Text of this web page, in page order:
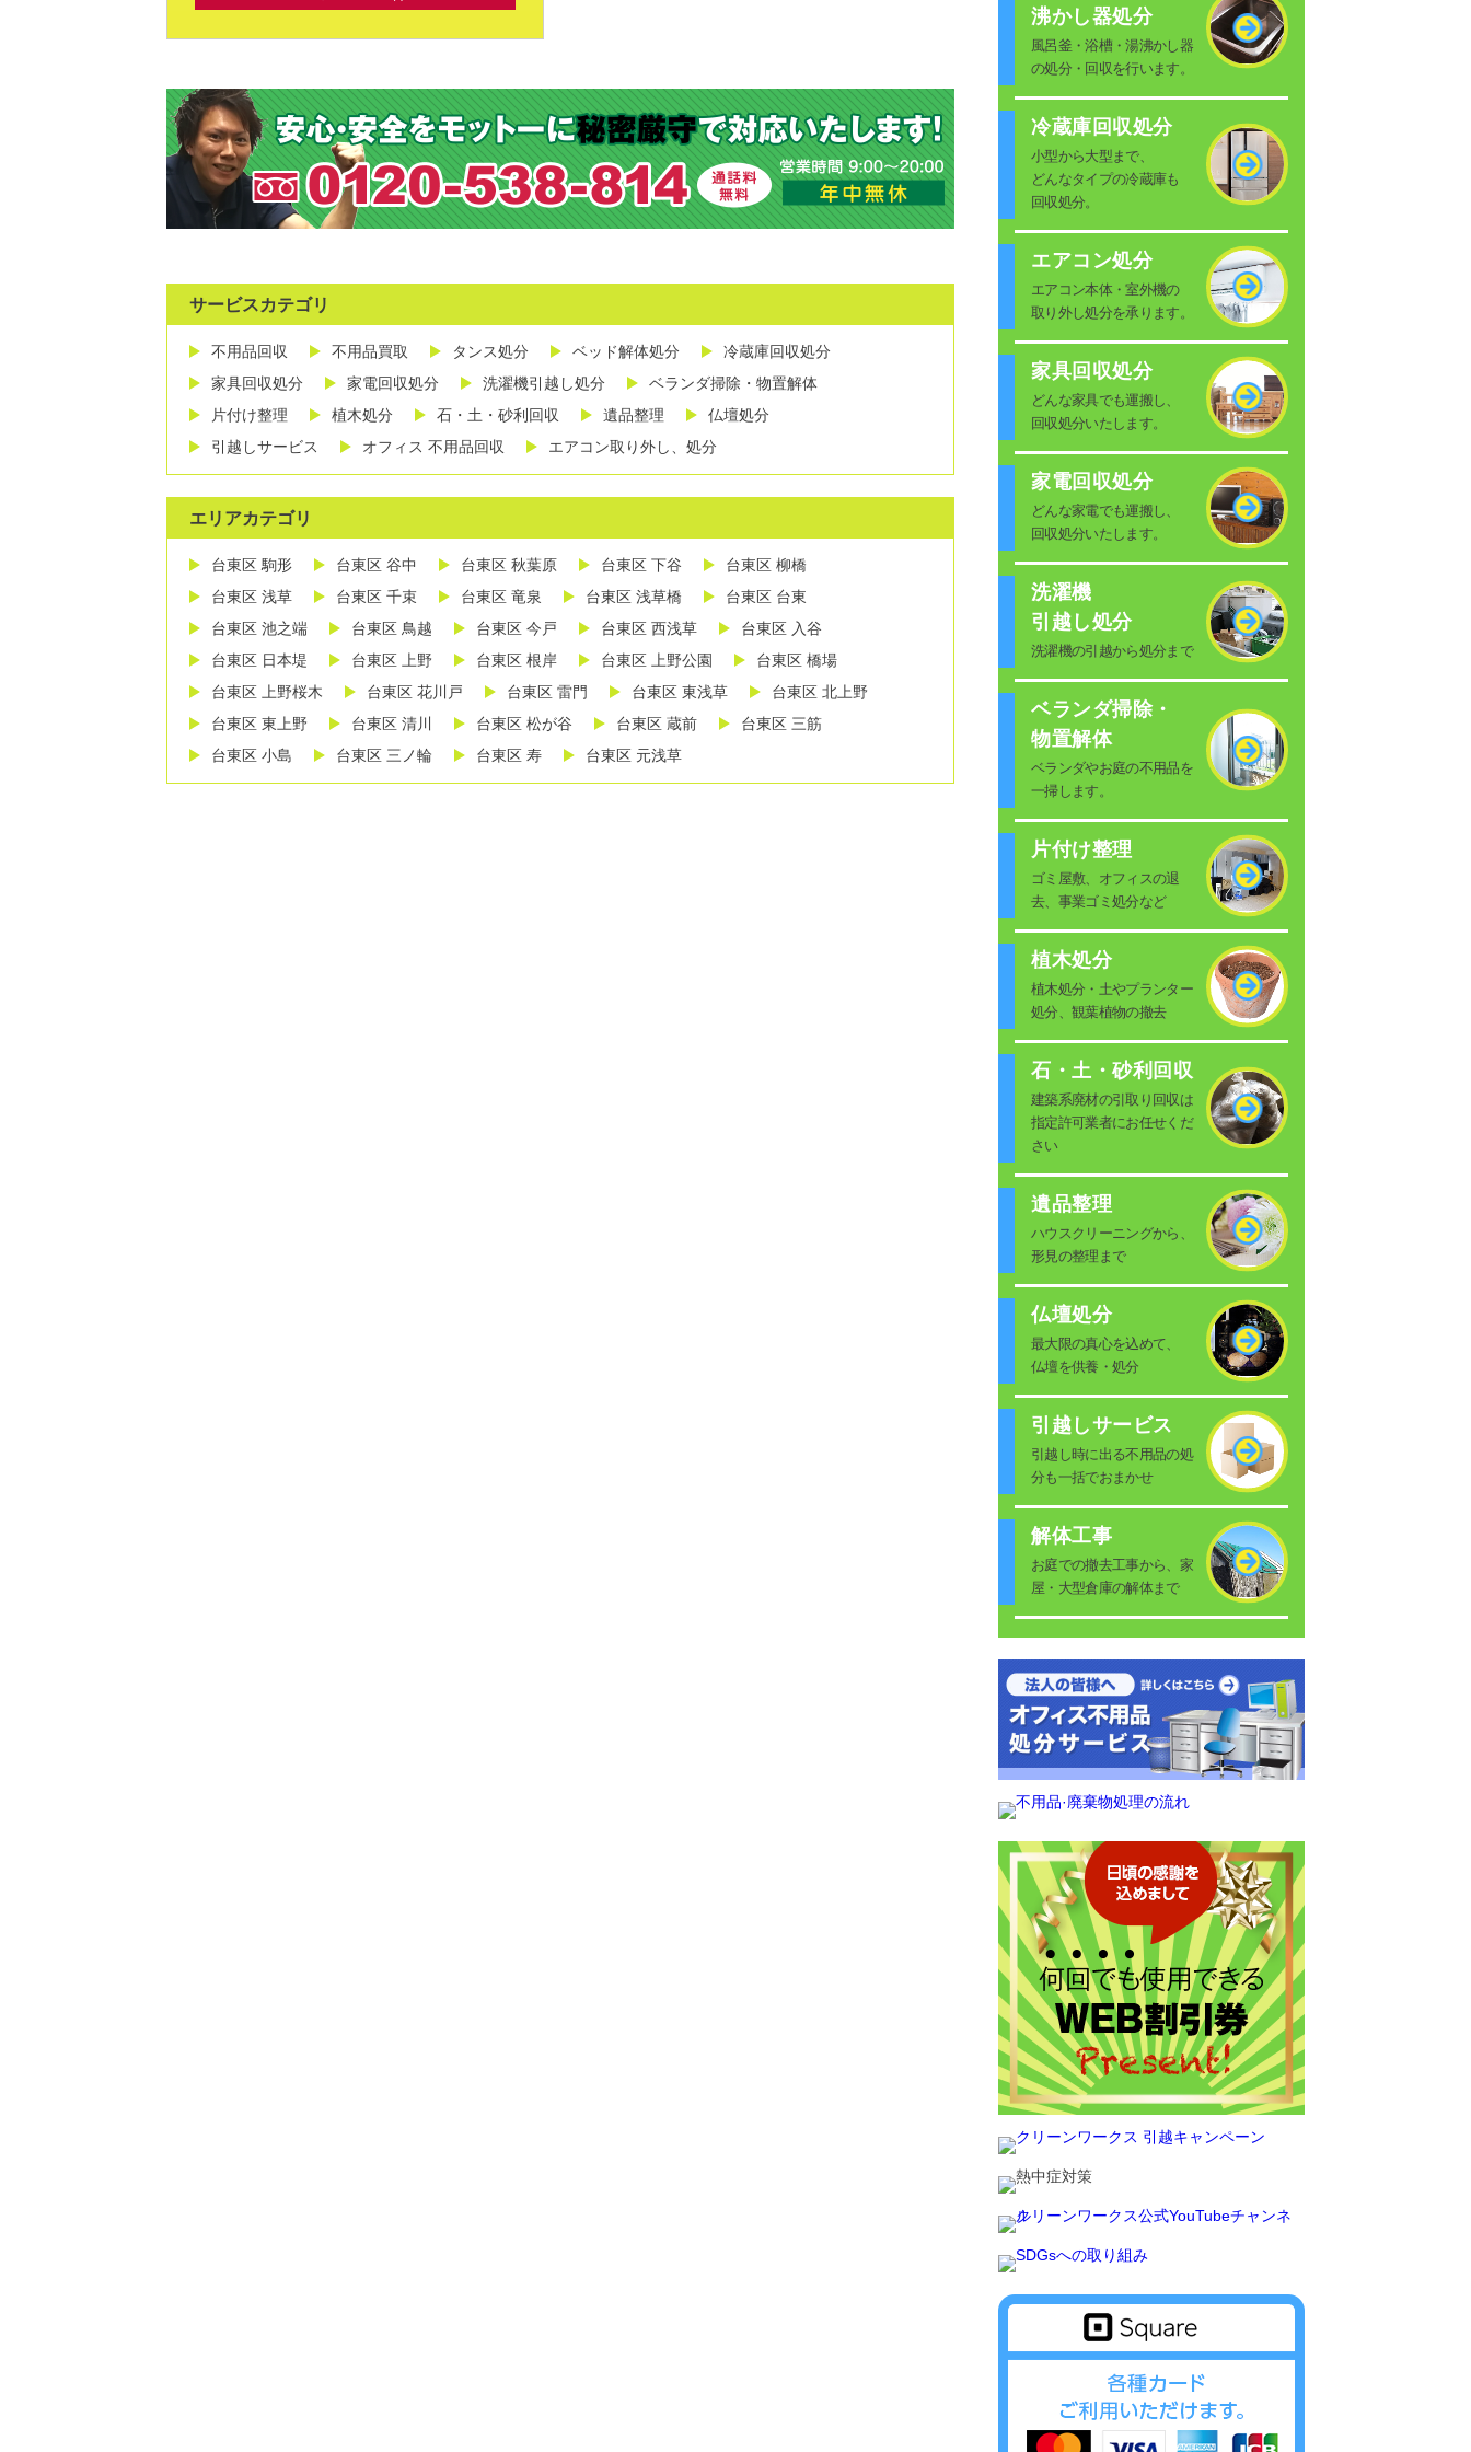
サービスカテゴリ
不用品回収 不用品買取 タンス処分 ベッド解体処分
冷蔵庫回収処分
家具回収処分
家電回収処分 洗濯機引越し処分
ベランダ掃除・物置解体
片付け整理
植木処分 石・土・砂利回収 遺品整理
仏壇処分
引越しサービス
オフィス 不用品回収 エアコン取り外し、処分
エリアカテゴリ
台東区 駒形 台東区 谷中 台東区 秋葉原 台東区 下谷
台東区 柳橋
台東区 浅草
台東区 千束 台東区 竜泉 台東区 浅草橋
台東区 台東
台東区 池之端
台東区 鳥越 台東区 今戸 台東区 西浅草
台東区 入谷
台東区 日本堤
台東区 上野 台東区 根岸 台東区 上野公園
台東区 橋場
台東区 上野桜木
台東区 花川戸 台東区 雷門 台東区 東浅草
台東区 北上野
台東区 東上野
台東区 清川 台東区 松が谷 台東区 蔵前
台東区 三筋
台東区 小島
台東区 三ノ輪 台東区 寿 台東区 元浅草
沸かし器処分
風呂釜・浴槽・湯沸かし器
の処分・回収を行います。
冷蔵庫回収処分
小型から大型まで、
どんなタイプの冷蔵庫も
回収処分。
エアコン処分
エアコン本体・室外機の
取り外し処分を承ります。
家具回収処分
どんな家具でも運搬し、
回収処分いたします。
家電回収処分
どんな家電でも運搬し、
回収処分いたします。
洗濯機
引越し処分
洗濯機の引越から処分まで
ベランダ掃除・
物置解体
ベランダやお庭の不用品を
一掃します。
片付け整理
ゴミ屋敷、オフィスの退
去、事業ゴミ処分など
植木処分
植木処分・土やプランター
処分、観葉植物の撤去
石・土・砂利回収
建築系廃材の引取り回収は
指定許可業者にお任せくだ
さい
遺品整理
ハウスクリーニングから、
形見の整理まで
仏壇処分
最大限の真心を込めて、
仏壇を供養・処分
引越しサービス
引越し時に出る不用品の処
分も一括でおまかせ
解体工事
お庭での撤去工事から、家
屋・大型倉庫の解体まで